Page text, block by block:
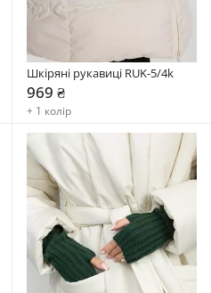
Шкіряні рукавиці RUK-5/4k
969 ₴
+ 1 колір